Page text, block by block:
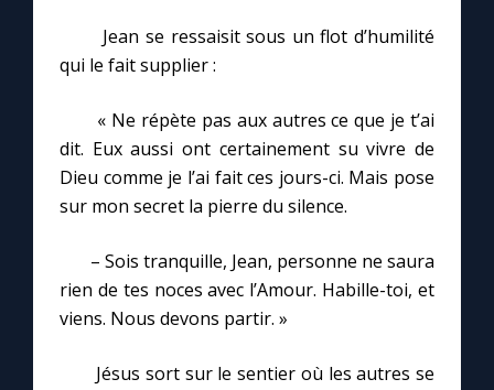
Jean se ressaisit sous un flot d’humilité
qui le fait supplier :
« Ne répète pas aux autres ce que je t’ai
dit. Eux aussi ont certainement su vivre de
Dieu comme je l’ai fait ces jours-ci. Mais pose
sur mon secret la pierre du silence.
– Sois tranquille, Jean, personne ne saura
rien de tes noces avec l’Amour. Habille-toi, et
viens. Nous devons partir. »
Jésus sort sur le sentier où les autres se